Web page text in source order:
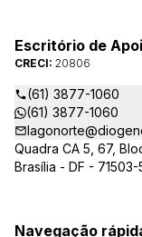
Escritório de
CRECI: 20806
(61) 3877-1060
(61) 3877-1060
Quadra CA 5, 67,
Brasília - DF - 71503-
Navegação